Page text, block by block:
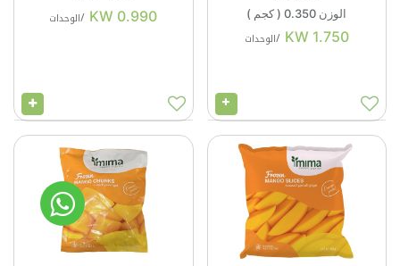
الوزن 0.350
(كجم )
1.750
/الوحدات
0.990
/الوحدات